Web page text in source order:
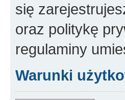
się
oraz politykę
regulaminy
Warunki